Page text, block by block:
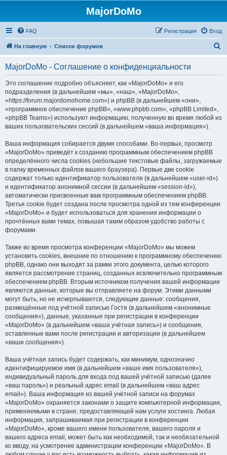
MajorDoMo
FAQ Вход
Регистрация
На главную Список форумов
MajorDoMo - Соглашение о конфиденциальности
Это соглашение подробно объясняет, как «MajorDoMo» и его
подразделения (в дальнейшем «мы», «наш», «MajorDoMo»,
«https://forum.majordomohome.com») и phpBB (в дальнейшем «они»,
«программное обеспечение phpBB», «www.phpbb.com», «phpBB Limited»,
«phpBB Teams») используют информацию, полученную во время любой из
ваших пользовательских сессий (в дальнейшем «ваша информация»).
Ваша информация собирается двумя способами. Во-первых, просмотр
«MajorDoMo» приведёт к созданию программным обеспечением phpBB
определённого числа cookies (небольшие текстовые файлы, загружаемые
в папку временных файлов вашего браузера). Первые две cookie
содержат только идентификатор пользователя (в дальнейшем «user-id»)
и идентификатор анонимной сессии (в дальнейшем «session-id»),
автоматически присвоенные вам программным обеспечением phpBB.
Третья cookie будет создана после просмотра одной из тем конференции
«MajorDoMo» и будет использоваться для хранения информации о
прочтённых вами темах, повышая таким образом удобство работы с
форумами.
Также во время просмотра конференции «MajorDoMo» мы можем
установить cookies, внешние по отношению к программному обеспечению
phpBB, однако они выходят за рамки этого документа, целью которого
является рассмотрение страниц, созданных исключительно программным
обеспечением phpBB. Вторым источником получения вашей информации
являются данные, которые вы отправляете на форум. Этими данными
могут быть, но не исчерпываются, следующие данные: сообщения,
размещённые под учётной записью Гостя (в дальнейшем «анонимные
сообщения»), данные, указанные при регистрации в конференции
«MajorDoMo» (в дальнейшем «ваша учётная запись») и сообщения,
оставленные вами после регистрации и авторизации (в дальнейшем
«ваши сообщения»).
Ваша учётная запись будет содержать, как минимум, однозначно
идентифицируемое имя (в дальнейшем «ваше имя пользователя»),
индивидуальный пароль для входа под вашей учётной записью (далее
«ваш пароль») и реальный адрес email (в дальнейшем «ваш адрес
email»). Ваша информация из вашей учётной записи на форумах
«MajorDoMo» охраняется законами о защите компьютерной информации,
применяемыми в стране, предоставляющей нам услуги хостинга. Любая
информация, запрашиваемая при регистрации в конференции
«MajorDoMo», кроме вашего имени пользователя, вашего пароля и
вашего адреса email, может быть как необходимой, так и необязательной
ко вводу, на усмотрение администрации конференции «MajorDoMo». В